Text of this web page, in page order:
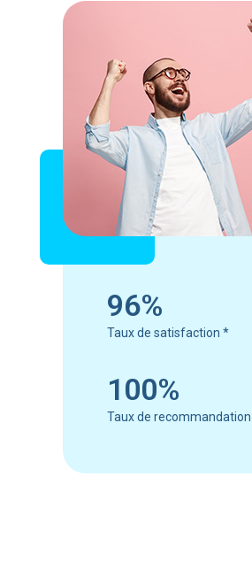
96%
Taux de satisfaction *
100%
Taux de recommandation